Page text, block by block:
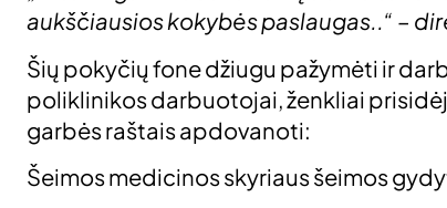
aukščiausios kokybės paslaugas..“ –
Šių pokyčių fone džiugu pažymėti ir
poliklinikos darbuotojai, ženkliai
garbės raštais apdovanoti:
Šeimos medicinos skyriaus šeimos